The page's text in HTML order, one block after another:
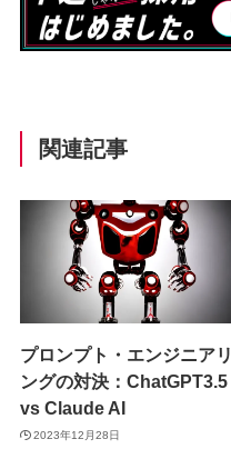
関連記事
プロンプト・エンジニアリ
ングの対決：ChatGPT3.5
vs Claude AI
2023年12月28日